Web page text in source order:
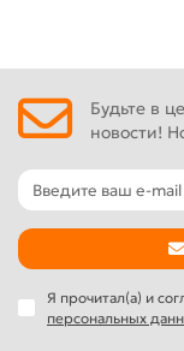
Будьте в
новости!
Я прочитал(а) и
персональных